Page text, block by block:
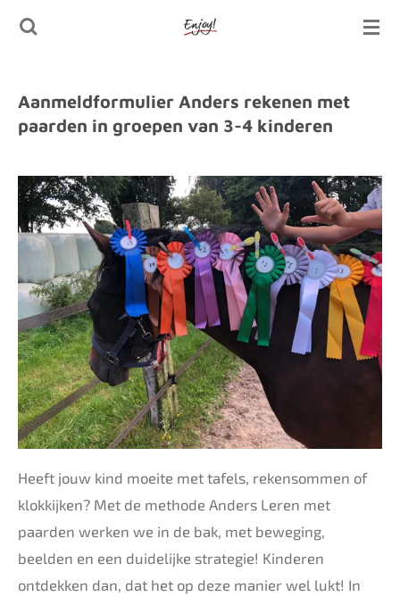
Ga
de
hoofdinhoud
Aanmeldformulier Anders rekenen met
paarden in groepen van 3-4 kinderen
Heeft jouw kind moeite met tafels, rekensommen of
klokkijken? Met de methode Anders Leren met
paarden werken we in de bak, met beweging,
beelden en een duidelijke strategie! Kinderen
ontdekken dan, dat het op deze manier wel lukt! In